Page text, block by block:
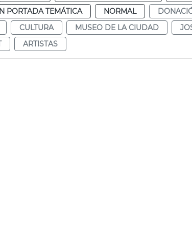
PORTADA TEMÁTICA NORMAL
CULTURA MUSEO DE LA CIUDAD
ARTISTAS